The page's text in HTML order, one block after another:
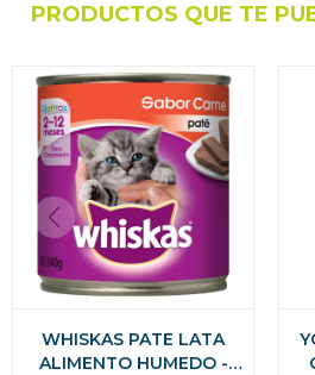
PRODUCTOS QUE TE
WHISKAS PATE LATA
ALIMENTO HUMEDO -